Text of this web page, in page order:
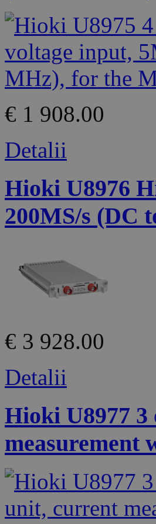
€ 1 908.00
Detalii
Hioki U8976
200MS/s (DC
€ 3 928.00
Detalii
Hioki U8977
measurement